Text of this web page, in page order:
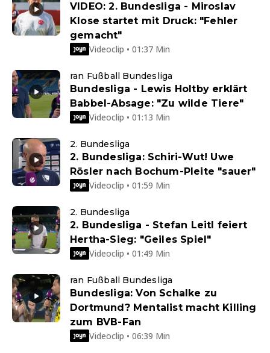
VIDEO: 2. Bundesliga - Miroslav
Klose startet mit Druck: "Fehler
gemacht"
Videoclip • 01:37 Min
ran Fußball Bundesliga
Bundesliga - Lewis Holtby erklärt
Babbel-Absage: "Zu wilde Tiere"
Videoclip • 01:13 Min
2. Bundesliga
2. Bundesliga: Schiri-Wut! Uwe
Rösler nach Bochum-Pleite "sauer"
Videoclip • 01:59 Min
2. Bundesliga
2. Bundesliga - Stefan Leitl feiert
Hertha-Sieg: "Geiles Spiel"
Videoclip • 01:49 Min
ran Fußball Bundesliga
Bundesliga: Von Schalke zu
Dortmund? Mentalist macht Killing
zum BVB-Fan
Videoclip • 06:39 Min